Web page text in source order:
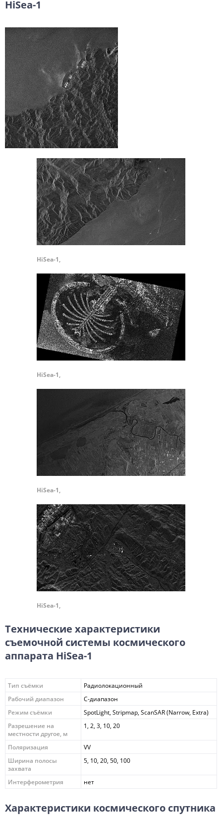
HiSea-1
HiSea-1,
HiSea-1,
HiSea-1,
HiSea-1,
Технические характеристики
съемочной системы космического
аппарата HiSea-1
Тип съёмки
Радиолокационный
Рабочий диапазон
C-диапазон
Режим съёмки
SpotLight, Stripmap, ScanSAR (Narrow, Extra)
Разрешение на
местности другое, м
1, 2, 3, 10, 20
Поляризация
VV
Ширина полосы
захвата
5, 10, 20, 50, 100
Интерферометрия нет
Характеристики космического спутника